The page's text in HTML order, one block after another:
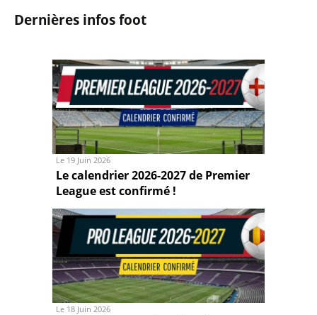
Dernières infos foot
Le 19 Juin 2026
Le calendrier 2026-2027 de Premier
League est confirmé !
Le 18 Juin 2026